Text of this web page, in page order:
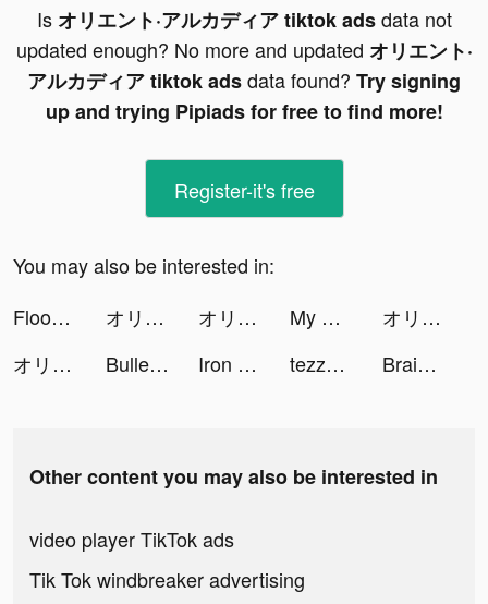
Is オリエント·アルカディア tiktok adsdata not
updated enough? No more and updated オリエント·
アルカディア tiktok adsdata found? Try signing
up and trying Pipiads for free to find more!
Register-it's free
You may also be interested in:
Flood Me - Colour Switch Game tiktok ads
オリエント·アルカディア tiktok ads オリエント·アルカディア tiktok ads My Kind of Cruise tiktok ads
オリエント·アルカディア tiktok ads
オリエント·アルカディア tiktok ads
Bullet Echo tiktok ads Iron Order 1919 tiktok ads tezzawilliams tiktok ads Brain Out -Tricky riddle games tiktok ads
Other content you may also be interested in
video player TikTok ads
Tik Tok windbreaker advertising